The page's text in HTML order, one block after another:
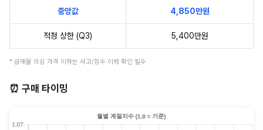
중앙값 4,850만원
적정 상한 (Q3) 5,400만원
* 급매물 의심 가격 이하는 사고/침수 이력 확인 필수
⏰ 구매 타이밍